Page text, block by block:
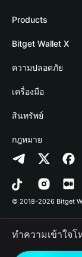
เกี่ยวกับ Bitget
Blog
Academy
ข่าวสารด้านคริปโต
ศูนย์ช่วยเหลือ
ติดต่อเรา
ทรัพยากรข้อมูลขอ
อาชีพ
Products
Crypto Card
Stablecoin Earn
Payfi Crypto
Crypto Swap API
Altcoin Season
Prediction Markets
DApp
RWA
Bitget Wallet X
นักพัฒนา
เชื่อมต่อ Wallet
Bitget Wallet Pay
ลิสต์โปรเจกต์
ความปลอดภัย
Protection Fund
เทคโนโลยีความปล
เครื่องมือ
ซื้อคริปโต
การตรวจจับการอนุ
การตรวจจับสัญญา
การโอนเป็นชุด
สินทรัพย์
Arbitrum
Avalanche
Bitcoin
Polygon
กฎหมาย
นโยบายความเป็น
ข้อตกลงในการใช้
© 2018-2026 Bitget
ทำความเข้าใจ